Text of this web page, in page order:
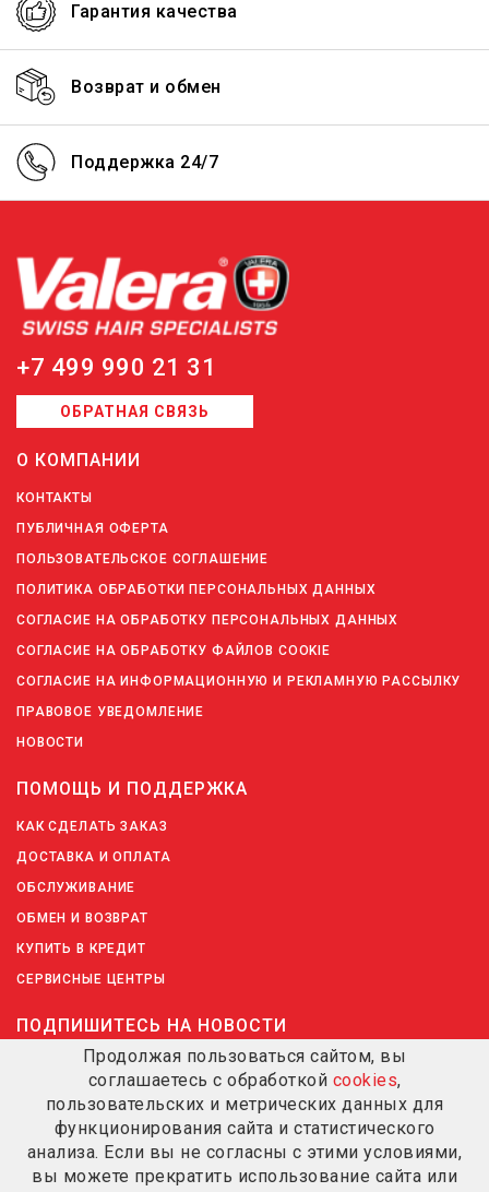
Гарантия качества
Возврат и обмен
Поддержка 24/7
+7 499 990 21 31
ОБРАТНАЯ СВЯЗЬ
О КОМПАНИИ
КОНТАКТЫ
ПУБЛИЧНАЯ ОФЕРТА
ПОЛЬЗОВАТЕЛЬСКОЕ СОГЛАШЕНИЕ
ПОЛИТИКА ОБРАБОТКИ ПЕРСОНАЛЬНЫХ ДАННЫХ
СОГЛАСИЕ НА ОБРАБОТКУ ПЕРСОНАЛЬНЫХ ДАННЫХ
СОГЛАСИЕ НА ОБРАБОТКУ ФАЙЛОВ COOKIE
СОГЛАСИЕ НА ИНФОРМАЦИОННУЮ И РЕКЛАМНУЮ РАССЫЛКУ
ПРАВОВОЕ УВЕДОМЛЕНИЕ
НОВОСТИ
ПОМОЩЬ И ПОДДЕРЖКА
КАК СДЕЛАТЬ ЗАКАЗ
ДОСТАВКА И ОПЛАТА
ОБСЛУЖИВАНИЕ
ОБМЕН И ВОЗВРАТ
КУПИТЬ В КРЕДИТ
СЕРВИСНЫЕ ЦЕНТРЫ
ПОДПИШИТЕСЬ НА НОВОСТИ
ПОДПИШИТЕСЬ НА НОВОСТИ
Продолжая пользоваться сайтом, вы
соглашаетесь с обработкой cookies,
пользовательских и метрических данных для
функционирования сайта и статистического
анализа. Если вы не согласны с этими условиями,
вы можете прекратить использование сайта или